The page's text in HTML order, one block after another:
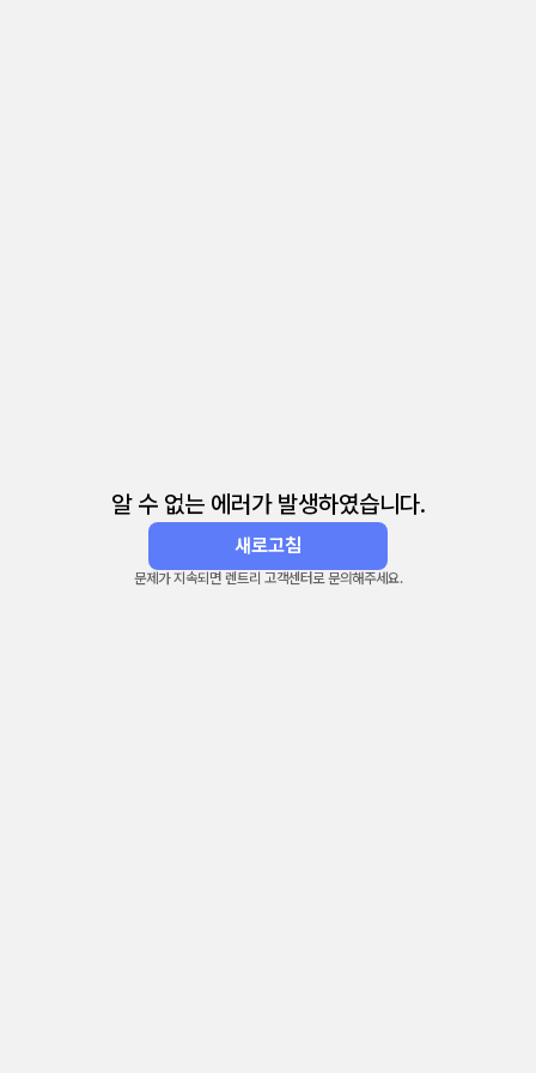
알 수 없는 에러가 발생하였습니다.
새로고침
문제가 지속되면 렌트리 고객센터로 문의해주세요.